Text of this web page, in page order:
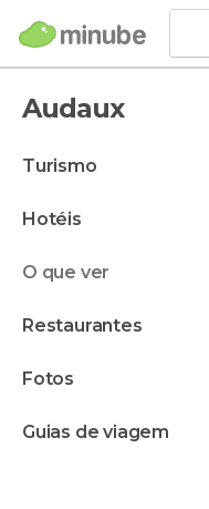
Audaux
turismo
hotéis
o que ver
restaurantes
fotos
guias de viagem